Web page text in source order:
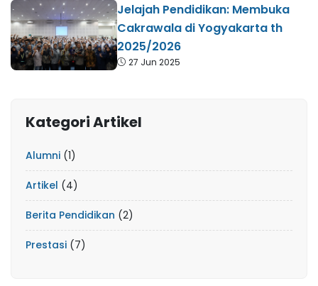
Jelajah Pendidikan: Membuka
Cakrawala di Yogyakarta th
2025/2026
27 Jun 2025
Kategori Artikel
Alumni (1)
Artikel (4)
Berita Pendidikan (2)
Prestasi (7)